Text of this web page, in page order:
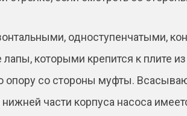
одноступенчатыми,
которыми крепится к плите
опору со стороны муфты.
части корпуса насоса